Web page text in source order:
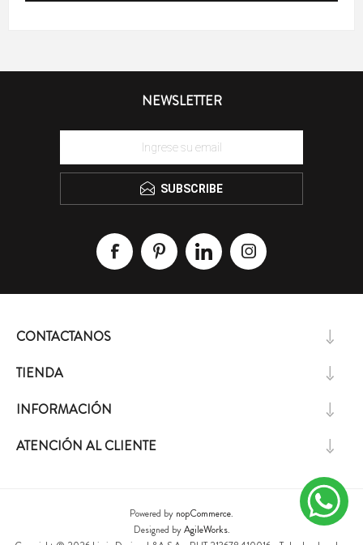
NEWSLETTER
SUBSCRIBE
CONTACTANOS
TIENDA
INFORMACIÓN
ATENCIÓN AL CLIENTE
Powered by nopCommerce.
Designed byAgileWorks.